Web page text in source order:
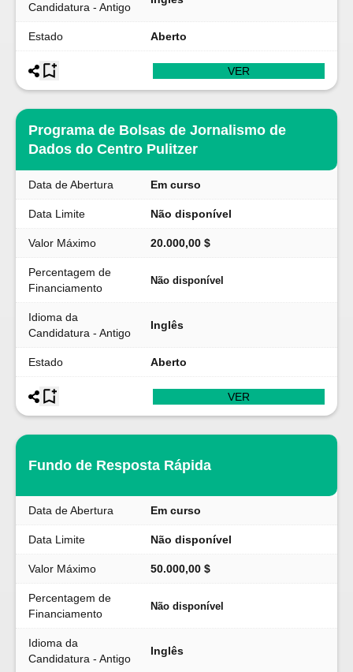
Candidatura - Antigo
Estado Aberto
VER
Programa de Bolsas de Jornalismo de
Dados do Centro Pulitzer
Data de Abertura Em curso
Data Limite Não disponível
Valor Máximo 20.000,00 $
Percentagem de
Financiamento
Não disponível
Idioma da
Candidatura - Antigo
Inglês
Estado Aberto
VER
Fundo de Resposta Rápida
Data de Abertura Em curso
Data Limite Não disponível
Valor Máximo 50.000,00 $
Percentagem de
Financiamento
Não disponível
Idioma da
Candidatura - Antigo
Inglês